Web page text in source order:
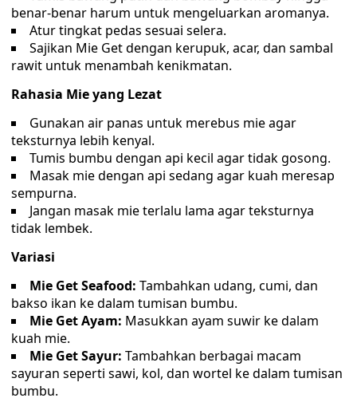
benar-benar harum untuk mengeluarkan aromanya.
Atur tingkat pedas sesuai selera.
Sajikan Mie Get dengan kerupuk, acar, dan sambal
rawit untuk menambah kenikmatan.
Rahasia Mie yang Lezat
Gunakan air panas untuk merebus mie agar
teksturnya lebih kenyal.
Tumis bumbu dengan api kecil agar tidak gosong.
Masak mie dengan api sedang agar kuah meresap
sempurna.
Jangan masak mie terlalu lama agar teksturnya
tidak lembek.
Variasi
Mie Get Seafood: Tambahkan udang, cumi, dan
bakso ikan ke dalam tumisan bumbu.
Mie Get Ayam: Masukkan ayam suwir ke dalam
kuah mie.
Mie Get Sayur: Tambahkan berbagai macam
sayuran seperti sawi, kol, dan wortel ke dalam tumisan
bumbu.